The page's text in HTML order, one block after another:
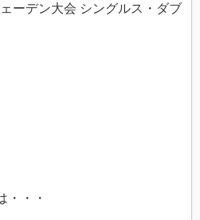
ーデン大会 シングルス・ダブ
・・・